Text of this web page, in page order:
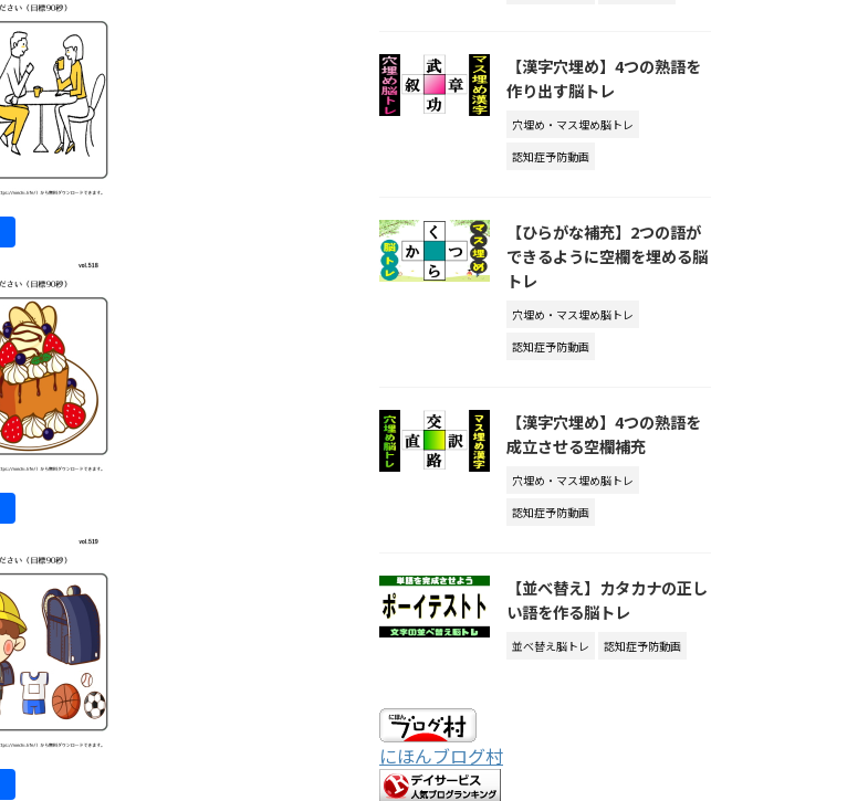
【漢字穴埋め】4つの熟語を
作り出す脳トレ
穴埋め・マス埋め脳トレ
認知症予防動画
【ひらがな補充】2つの語が
できるように空欄を埋める脳
トレ
穴埋め・マス埋め脳トレ
認知症予防動画
【漢字穴埋め】4つの熟語を
成立させる空欄補充
穴埋め・マス埋め脳トレ
認知症予防動画
【並べ替え】カタカナの正し
い語を作る脳トレ
並べ替え脳トレ 認知症予防動画
にほんブログ村